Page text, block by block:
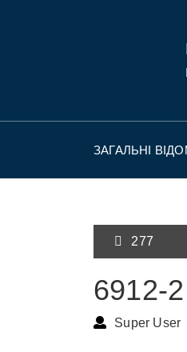
ЗАГАЛЬНІ
277
6912-2
Super User